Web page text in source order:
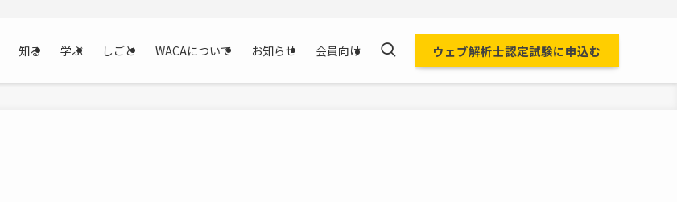
知る 学ぶ しごと WACAについて お知らせ 会員向け ウェブ解析士認定試験に申込む